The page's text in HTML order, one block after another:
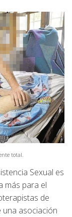
total.
Sexual es
más para el
de
asociación